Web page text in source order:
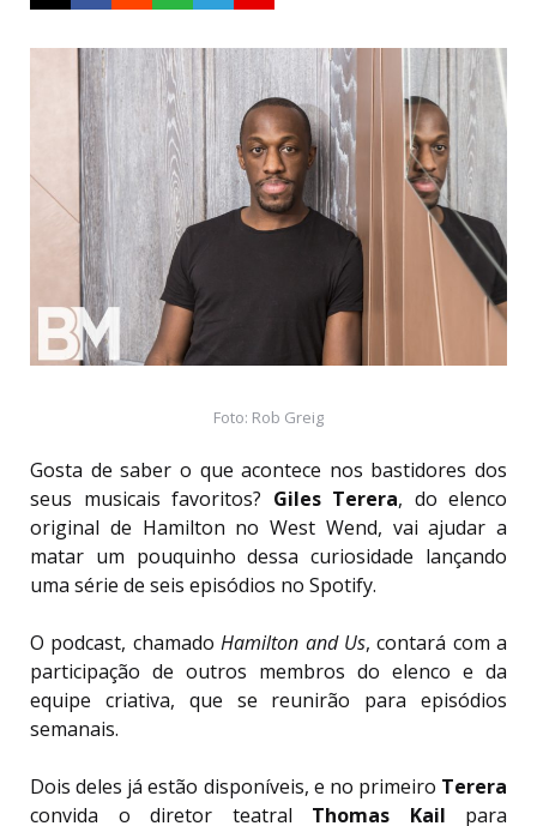
Foto: Rob Greig
Gosta de saber o que acontece nos bastidores dos
seus musicais favoritos? Giles Terera, do elenco
original de Hamilton no West Wend, vai ajudar a
matar um pouquinho dessa curiosidade lançando
uma série de seis episódios no Spotify.
O podcast, chamadoHamilton and Us, contará com a
participação de outros membros do elenco e da
equipe criativa, que se reunirão para episódios
semanais.
Dois deles já estão disponíveis, e no primeiro Terera
convida o diretor teatral Thomas Kail para